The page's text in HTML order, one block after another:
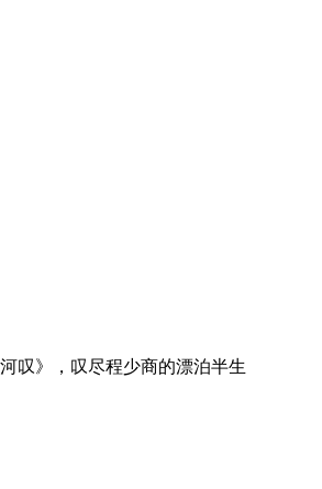
叹》，叹尽程少商的漂泊半生